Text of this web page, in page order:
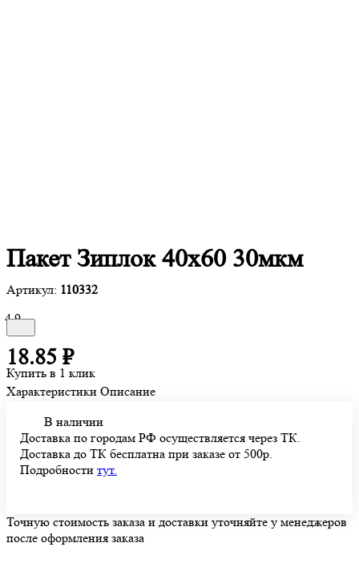
Пакет Зиплок 40х60 30мкм
Артикул: 110332
4.9
18.85 ₽
Купить в 1 клик
Характеристики Описание
В наличии
Доставка по городам РФ осуществляется через ТК.
Доставка до ТК бесплатна при заказе от 500р.
Подробности тут.
Точную стоимость заказа и доставки уточняйте у менеджеров
после оформления заказа